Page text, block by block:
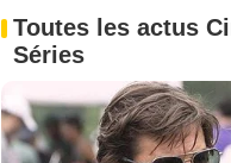
Toutes les actus
Séries